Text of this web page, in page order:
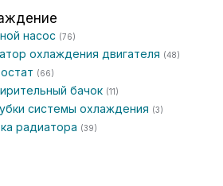
насос (76)
охлаждения двигателя (48)
(66)
бачок (11)
системы охлаждения (3)
радиатора (39)